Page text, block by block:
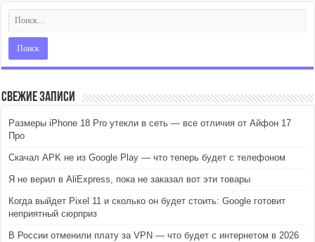
Свежие записи
Размеры iPhone 18 Pro утекли в сеть — все отличия от Айфон 17
Про
Скачал APK не из Google Play — что теперь будет с телефоном
Я не верил в AliExpress, пока не заказал вот эти товары
Когда выйдет Pixel 11 и сколько он будет стоить: Google готовит
неприятный сюрприз
В России отменили плату за VPN — что будет с интернетом в 2026